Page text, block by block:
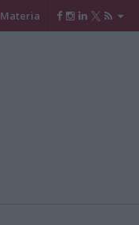
Materia